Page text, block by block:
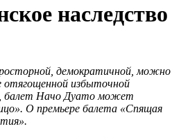
наследство
демократичной, можно
отягощенной избыточной
балет Начо Дуато может
О премьере балета «Спящая